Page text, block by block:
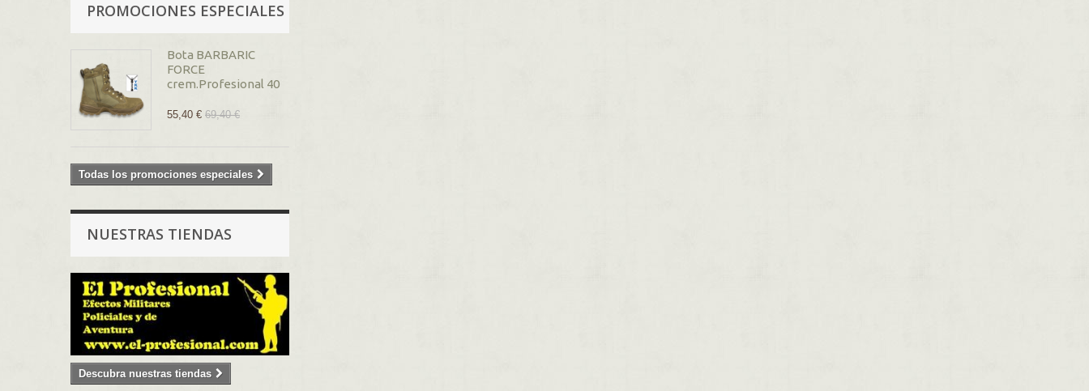
PROMOCIONES ESPECIALES
Bota BARBARIC
FORCE
crem.Profesional 40
55,40 € 69,40 €
Todas los promociones especiales
NUESTRAS TIENDAS
Descubra nuestras tiendas